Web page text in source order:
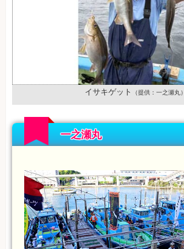
イサキゲット （提供：一之瀬丸）
一之瀬丸